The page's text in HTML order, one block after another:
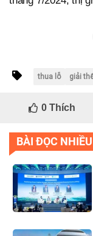
thua lỗ giải
0Thích
BÀI ĐỌC NHIỀU